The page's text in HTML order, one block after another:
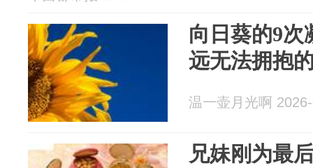
向日葵的9次
远无法拥抱
温一壶月光啊
兄妹刚为最